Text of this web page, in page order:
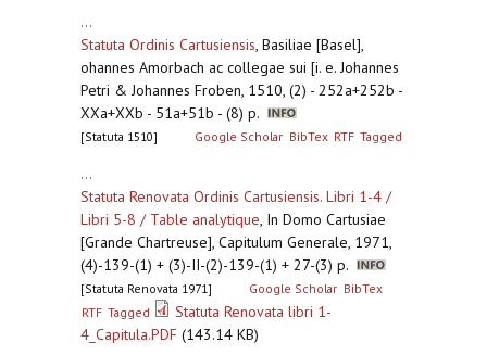
...
Statuta Ordinis Cartusiensis, Basiliae [Basel],
ohannes Amorbach ac collegae sui [i. e. Johannes
Petri & Johannes Froben, 1510, (2) - 252a+252b -
XXa+XXb - 51a+51b - (8) p.
[Statuta 1510] Google Scholar BibTex RTF Tagged
...
Statuta Renovata Ordinis Cartusiensis. Libri 1-4 /
Libri 5-8 / Table analytique, In Domo Cartusiae
[Grande Chartreuse], Capitulum Generale, 1971,
(4)-139-(1) + (3)-II-(2)-139-(1) + 27-(3) p.
[Statuta Renovata 1971] Google Scholar BibTex
RTF Tagged
Statuta Renovata libri 1-
4_Capitula.PDF (143.14 KB)